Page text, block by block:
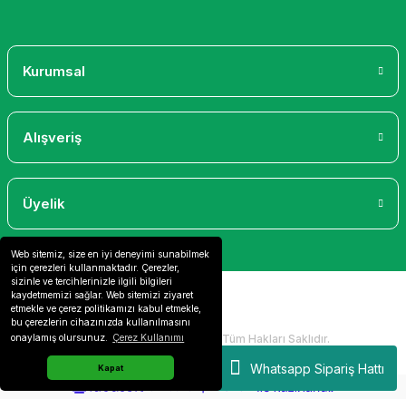
Web sitemiz, size en iyi deneyimi sunabilmek
için çerezleri kullanmaktadır. Çerezler,
sizinle ve tercihlerinizle ilgili bilgileri
kaydetmemizi sağlar. Web sitemizi ziyaret
etmekle ve çerez politikamızı kabul etmekle,
bu çerezlerin cihazınızda kullanılmasını
onaylamış olursunuz.
Çerez Kullanımı
Kapat Whatsapp Sipariş Hattı
Kurumsal
Alışveriş
Üyelik
2024 Copyright IdeaSoft - Tüm Hakları Saklıdır.